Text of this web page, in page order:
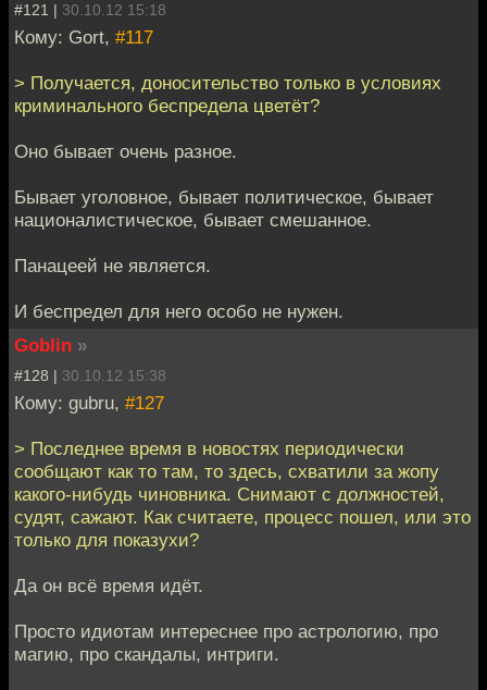
#121 | 30.10.12 15:18
Кому: Gort, #117
> Получается, доносительство только в условиях
криминального беспредела цветёт?
Оно бывает очень разное.
Бывает уголовное, бывает политическое, бывает
националистическое, бывает смешанное.
Панацеей не является.
И беспредел для него особо не нужен.
Goblin »
#128 | 30.10.12 15:38
Кому: gubru, #127
> Последнее время в новостях периодически
сообщают как то там, то здесь, схватили за жопу
какого-нибудь чиновника. Снимают с должностей,
судят, сажают. Как считаете, процесс пошел, или это
только для показухи?
Да он всё время идёт.
Просто идиотам интереснее про астрологию, про
магию, про скандалы, интриги.